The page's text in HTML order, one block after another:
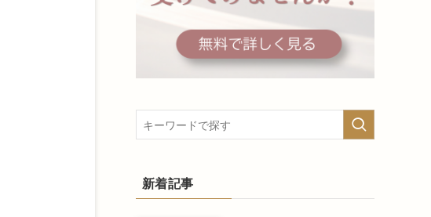
新着記事